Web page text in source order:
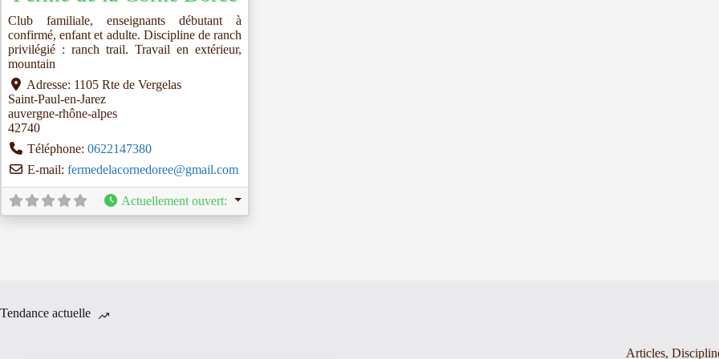
Club familiale, enseignants débutant à
confirmé, enfant et adulte. Discipline de ranch
privilégié : ranch trail. Travail en extérieur,
mountain
Adresse: 1105 Rte de Vergelas
Saint-Paul-en-Jarez
auvergne-rhône-alpes
42740
Téléphone: 0622147380
E-mail: fermedelacornedoree@gmail.com
Actuellement ouvert:
Tendance actuelle
Articles,